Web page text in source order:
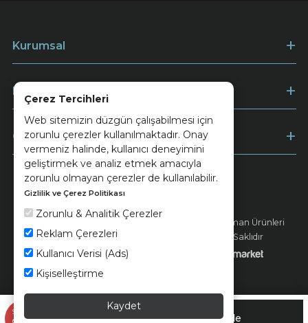
Çerez Tercihleri
Web sitemizin düzgün çalışabilmesi için
zorunlu çerezler kullanılmaktadır. Onay
vermeniz halinde, kullanıcı deneyimini
geliştirmek ve analiz etmek amacıyla
zorunlu olmayan çerezler de kullanılabilir.
Gizlilik ve Çerez Politikası
Zorunlu & Analitik Çerezler
Reklam Çerezleri
Kullanıcı Verisi (Ads)
Kişiselleştirme
Kaydet
Kurumsal
Müşteri Hizmetleri
Ödeme
Keramika Kvkk ve Çerez Politikası
© 2026 Ünsa Madencilik Turizm Enerji Seramik Orman Ürünleri
Elektrik Üretim San. ve Tic. A.Ş. - Tüm Hakları Saklıdır
Sepette
Sepete Ekle